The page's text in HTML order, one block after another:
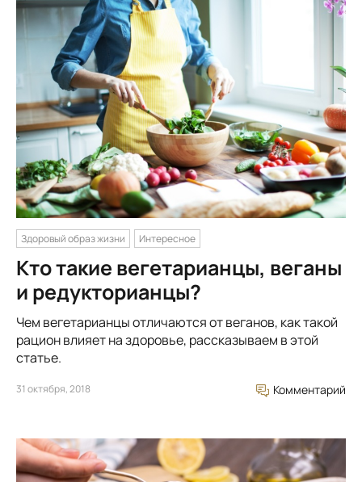
Здоровый образ жизни Интересное
Кто такие вегетарианцы, веганы
и редукторианцы?
Чем вегетарианцы отличаются от веганов, как такой
рацион влияет на здоровье, рассказываем в этой
статье.
31 октября, 2018 Комментарий